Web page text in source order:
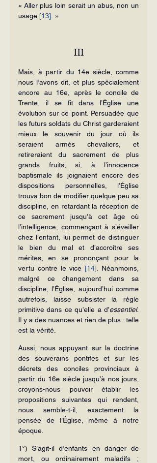
« Aller plus loin serait un abus, non un
usage [13] . »
III
Mais, à partir du 14e siècle, comme
nous l’avons dit, et plus spécialement
encore au 16e, après le concile de
Trente, il se fit dans l’Église une
évolution sur ce point. Persuadée que
les futurs soldats du Christ garderaient
mieux le souvenir du jour où ils
seraient armés chevaliers, et
retireraient du sacrement de plus
grands fruits, si, à l’innocence
baptismale ils joignaient encore des
dispositions personnelles, l’Église
trouva bon de modifier quelque peu sa
discipline, en retardant la réception de
ce sacrement jusqu’à cet âge où
l’intelligence, commençant à s’éveiller
chez l’enfant, lui permet de distinguer
le bien du mal et d’accroître ses
mérites, en se prononçant pour la
vertu contre le vice [14] . Néanmoins,
malgré ce changement dans sa
discipline, l’Église, aujourd’hui comme
autrefois, laisse subsister la règle
primitive dans ce qu’elle a d’essentiel.
Il y a des nuances et rien de plus : telle
est la vérité.
Aussi, nous appuyant sur la doctrine
des souverains pontifes et sur les
décrets des conciles provinciaux à
partir du 16e siècle jusqu’à nos jours,
croyons-nous pouvoir établir les
propositions suivantes qui rendent,
nous semble-t-il, exactement la
pensée de l’Église, même à notre
époque.
1°) S’agit-il d’enfants en danger de
mort, ou ordinairement maladifs ;